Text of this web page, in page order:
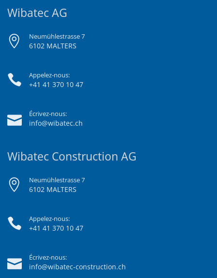
Wibatec AG
Neumühlestrasse 7
6102 MALTERS
Appelez-nous:
+41 41 370 10 47
Écrivez-nous:
info@wibatec.ch
Wibatec Construction AG
Neumühlestrasse 7
6102 MALTERS
Appelez-nous:
+41 41 370 10 47
Écrivez-nous:
info@wibatec-construction.ch